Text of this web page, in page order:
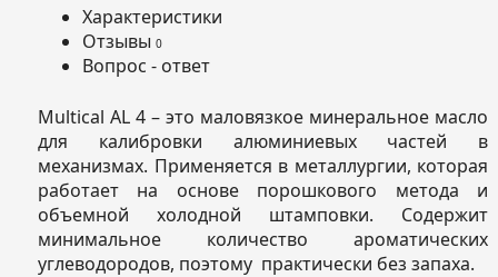
Характеристики
Отзывы 0
Вопрос - ответ
Multical AL 4 – это маловязкое минеральное масло
для калибровки алюминиевых частей в
механизмах. Применяется в металлургии, которая
работает на основе порошкового метода и
объемной холодной штамповки. Содержит
минимальное количество ароматических
углеводородов, поэтому практически без запаха.